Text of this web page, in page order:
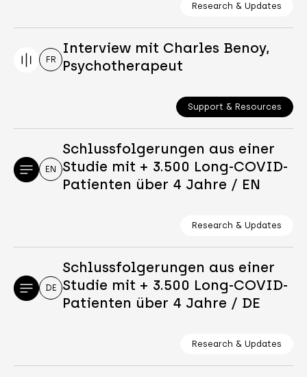
Research & Updates
FR
Interview mit Charles Benoy,
Psychotherapeut
Support & Resources
EN
Schlussfolgerungen aus einer
Studie mit + 3.500 Long-COVID-
Patienten über 4 Jahre / EN
Research & Updates
DE
Schlussfolgerungen aus einer
Studie mit + 3.500 Long-COVID-
Patienten über 4 Jahre / DE
Research & Updates